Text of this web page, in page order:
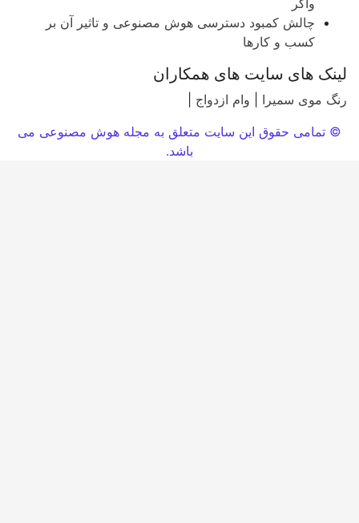
چالش کمبود دسترسی هوش مصنوعی و تاثیر آن بر
کسب و کارها
های سایت های همکاران
موی سمیرا|وام ازدواج |
تمامی حقوق این سایت متعلق به مجله هوش مصنوعی می
باشد.